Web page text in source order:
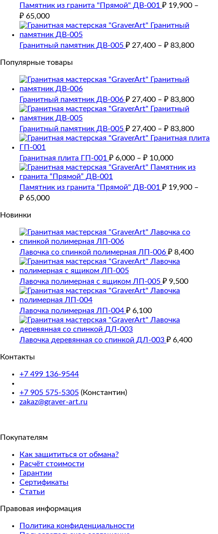
Памятник из гранита "Прямой" ДВ-001 ₽ 19,900 –
₽ 65,000
Гранитный памятник ДВ-005 ₽ 27,400 – ₽ 83,800
Популярные товары
Гранитный памятник ДВ-006 ₽ 27,400 – ₽ 83,800
Гранитный памятник ДВ-005 ₽ 27,400 – ₽ 83,800
Гранитная плита ГП-001 ₽ 6,000 – ₽ 10,000
Памятник из гранита "Прямой" ДВ-001 ₽ 19,900 –
₽ 65,000
Новинки
Лавочка со спинкой полимерная ЛП-006 ₽ 8,400
Лавочка полимерная с ящиком ЛП-005 ₽ 9,500
Лавочка полимерная ЛП-004 ₽ 6,100
Лавочка деревянная со спинкой ДЛ-003 ₽ 6,400
Контакты
+7 499 136-9544
+7 905 575-5305 (Константин)
zakaz@graver-art.ru
Покупателям
Как защититься от обмана?
Расчёт стоимости
Гарантии
Сертификаты
Статьи
Правовая информация
Политика конфиденциальности